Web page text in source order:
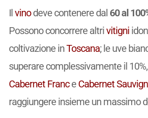
Ilvinodeve contenere dal 60 al
Possono concorrere altrivitigni
coltivazione inToscana; le uve
superare complessivamente il
Cabernet France Cabernet
raggiungere insieme un massimo